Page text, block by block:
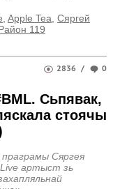
Apple Tea Сяргей
119
2836 / 0
Сьпявак,
стоячы
Сяргея
Live артыст зь